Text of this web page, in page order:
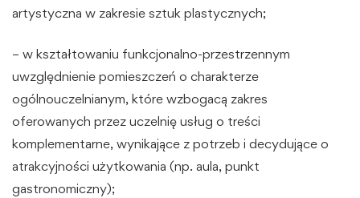
artystyczna w zakresie sztuk plastycznych;
– w kształtowaniu funkcjonalno-przestrzennym
uwzględnienie pomieszczeń o charakterze
ogólnouczelnianym, które wzbogacą zakres
oferowanych przez uczelnię usług o treści
komplementarne, wynikające z potrzeb i decydujące o
atrakcyjności użytkowania (np. aula, punkt
gastronomiczny);